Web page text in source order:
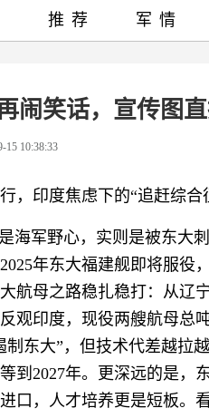
闹笑话，宣传图
15 10:38:33
，印度焦虑下的“追赶综合
海军野心，实则是被东大
年东大福建舰即将服役
航母之路稳扎稳打：从辽
观印度，现役两艘航母总
制东大”，但技术代差越
到2027年。更深远的是，
口，人才培养更是短板。
推荐 军情